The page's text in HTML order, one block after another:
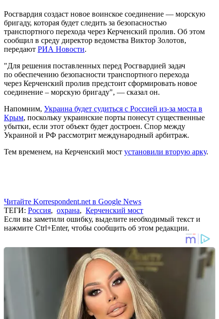
Росгвардия создаст новое воинское соединение — морскую
бригаду, которая будет следить за безопасностью
транспортного перехода через Керченский пролив. Об этом
сообщил в среду директор ведомства Виктор Золотов,
передают РИА Новости.
"Для решения поставленных перед Росгвардией задач
по обеспечению безопасности транспортного перехода
через Керченский пролив предстоит сформировать новое
соединение – морскую бригаду", — сказал он.
Напомним, Украина будет судиться с Россией из-за моста в
Крым, поскольку украинские порты понесут существенные
убытки, если этот объект будет достроен. Спор между
Украиной и РФ рассмотрит международный арбитраж.
Тем временем, на Керченский мост установили вторую арку.
Читайте Korrespondent.net в Google News
ТЕГИ: Россия, охрана, Керченский мост
Если вы заметили ошибку, выделите необходимый текст и
нажмите Ctrl+Enter, чтобы сообщить об этом редакции.